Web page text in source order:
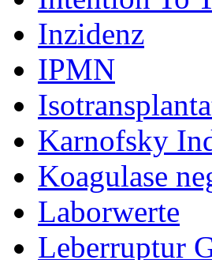
Inzidenz
IPMN
Karnofsky
Koagulase
Laborwerte
Leberruptur